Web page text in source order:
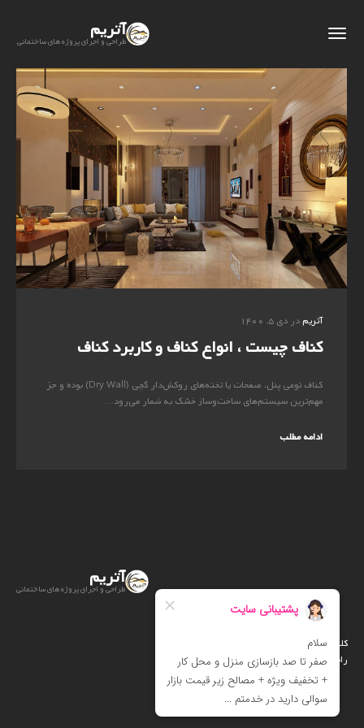
آتریم
طراحی و اجرای پروژه های ساختمانی
آتریمدر دی ۵, ۱۴۰۰
کناف چیست ، انواع کناف و کاربرد کناف
کناف نوعی پنل، صفحات یا تخته‌های روکش‌دار گچی (Dry Wall) بوده و جز
مهم‌ترین سیستم‌های ساخت‌وساز خشک به شمار می‌رود....
ادامه مطلب
آتریم
طراحی و اجرای پروژه های ساختمانی
کلیه حقوق متعلق است به آتریم
راه اندازی :آرت دیزاین